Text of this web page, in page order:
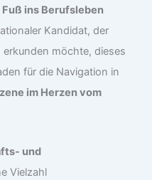
Fuß ins Berufsleben
Kandidat, der
möchte, dieses
für die Navigation in
im Herzen vom
und
Vielzahl